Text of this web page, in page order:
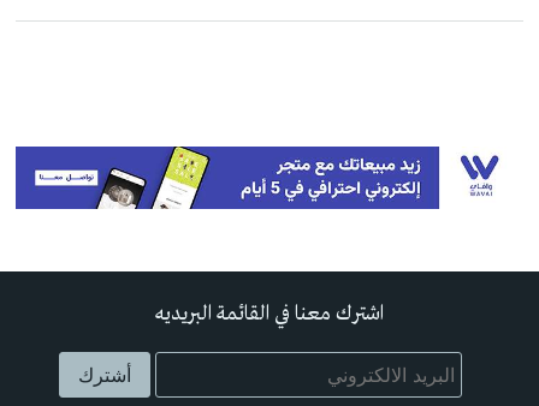
اشترك معنا في القائمة البريديه